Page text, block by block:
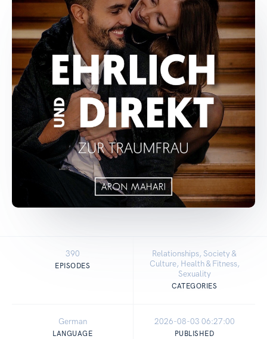
390
EPISODES
Relationships, Society &
Culture, Health & Fitness,
Sexuality
CATEGORIES
German
LANGUAGE
2026-08-03 06:27:00
PUBLISHED